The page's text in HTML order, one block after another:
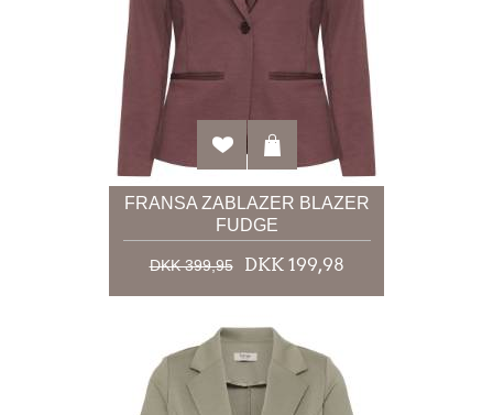
FRANSA ZABLAZER BLAZER
FUDGE
DKK 399,95 DKK 199,98